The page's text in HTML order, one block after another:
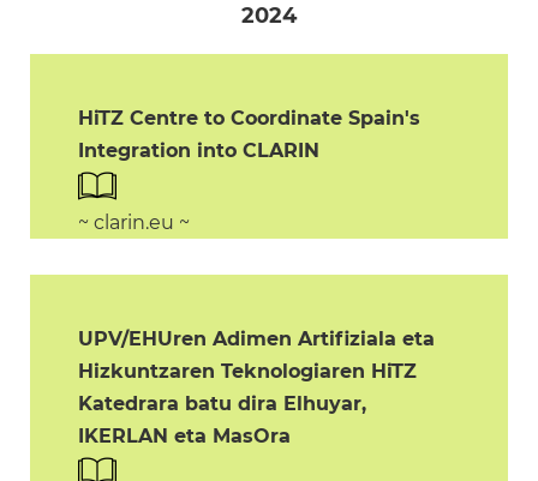
2024
HiTZ Centre to Coordinate Spain's
Integration into CLARIN
~ clarin.eu ~
UPV/EHUren Adimen Artifiziala eta
Hizkuntzaren Teknologiaren HiTZ
Katedrara batu dira Elhuyar,
IKERLAN eta MasOra